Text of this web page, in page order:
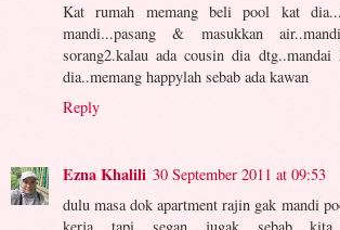
Kat rumah memang beli pool kat
mandi...pasang & masukkan
sorang2.kalau ada cousin dia
dia..memang happylah sebab ada kawan
Reply
Ezna Khalili 30 September 2011 at 09:53
dulu masa dok apartment rajin gak mandi